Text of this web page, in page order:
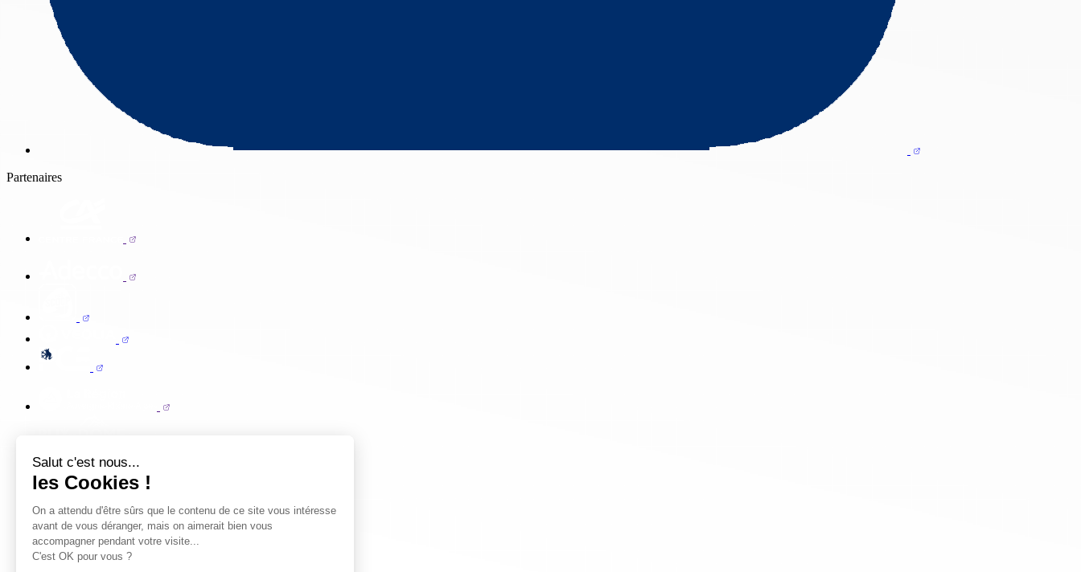
Salut c'est nous...
les Cookies !
On a attendu d'être sûrs que le contenu de ce site vous intéresse
avant de vous déranger, mais on aimerait bien vous
accompagner pendant votre visite...
C'est OK pour vous ?
Partenaires